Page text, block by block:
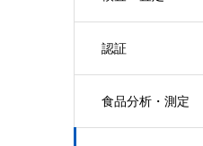
認証
食品分析・測定